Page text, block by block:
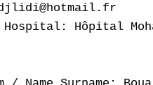
Hôpital